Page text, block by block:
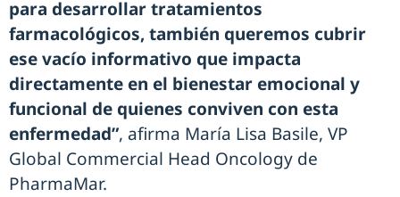
para desarrollar tratamientos
farmacológicos, también queremos cubrir
ese vacío informativo que impacta
directamente en el bienestar emocional y
funcional de quienes conviven con esta
enfermedad”, afirma María Lisa Basile, VP
Global Commercial Head Oncology de
PharmaMar.